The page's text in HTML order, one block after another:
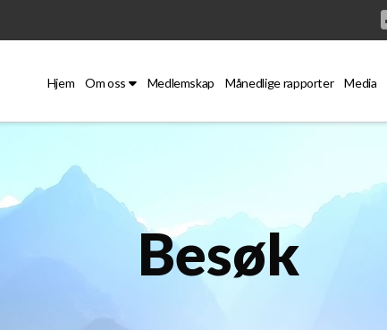
Hjem Om oss Medlemskap Månedlige rapporter Media
Besøk